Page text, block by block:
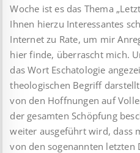
Woche ist es das Thema
Ihnen hierzu Interessantes
Internet zu Rate, um mir
hier finde, überrascht mich.
das Wort Eschatologie
theologischen Begriff
von den Hoffnungen auf
der gesamten Schöpfung
weiter ausgeführt wird, dass
von den sogenannten